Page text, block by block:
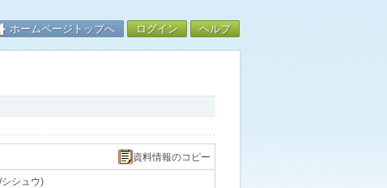
ホームページトップへ ログイン ヘルプ
資料情報のコピー
シュウ)